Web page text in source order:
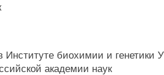
Институте биохимии и генетики
академии наук